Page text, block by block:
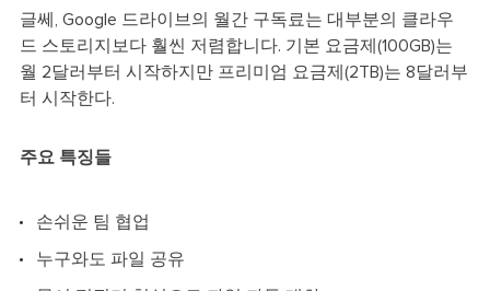
글쎄, Google 드라이브의 월간 구독료는 대부분의 클라우
드 스토리지보다 훨씬 저렴합니다. 기본 요금제(100GB)는
월 2달러부터 시작하지만 프리미엄 요금제(2TB)는 8달러부
터 시작한다.
주요 특징들
손쉬운 팀 협업
누구와도 파일 공유